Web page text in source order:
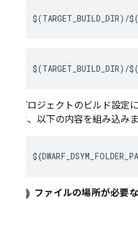
$(TARGET_BUILD_DIR)/
$(TARGET_BUILD_DIR)/
プロジェクトのビルド設定に
は、以下の内容を組み込みま
ファイルの場所が必要